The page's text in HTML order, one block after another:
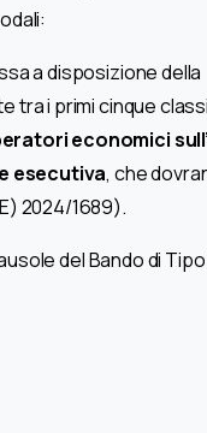
a disposizione della
tra i primi cinque
economici
esecutiva, che
2024/1689).
del Bando di Tipo